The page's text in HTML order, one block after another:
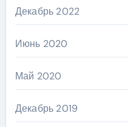
Декабрь 2022
Июнь 2020
Май 2020
Декабрь 2019